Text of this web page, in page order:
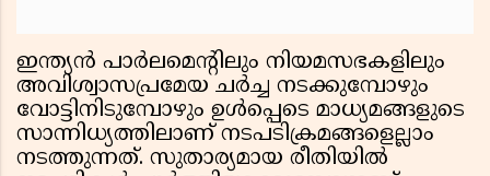
ഇന്ത്യന്‍ പാര്‍ലമെന്റിലും നിയമസഭകളിലും
അവിശ്വാസപ്രമേയ ചര്‍ച്ച നടക്കുമ്പോഴും
വോട്ടിനിടുമ്പോഴും ഉള്‍പ്പെടെ മാധ്യമങ്ങളുടെ
സാന്നിധ്യത്തിലാണ് നടപടിക്രമങ്ങളെല്ലാം
നടത്തുന്നത്. സുതാര്യമായ രീതിയില്‍